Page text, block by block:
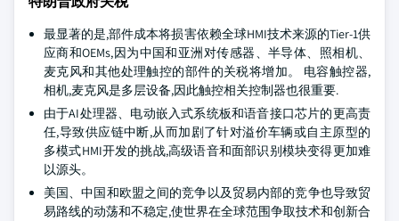
最显著的是,部件成本将损害依赖全球HMI技术来源的Tier-1供
应商和OEMs,因为中国和亚洲对传感器、半导体、照相机、
麦克风和其他处理触控的部件的关税将增加。 电容触控器,
相机,麦克风是多层设备,因此触控相关控制器也很重要.
由于AI处理器、电动嵌入式系统板和语音接口芯片的更高责
任,导致供应链中断,从而加剧了针对溢价车辆或自主原型的
多模式HMI开发的挑战,高级语音和面部识别模块变得更加难
以源头。
美国、中国和欧盟之间的竞争以及贸易内部的竞争也导致贸
易路线的动荡和不稳定,使世界在全球范围争取技术和创新合